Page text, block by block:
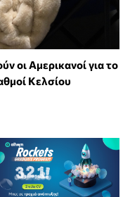
οι Αμερικανοί για το
Κελσίου